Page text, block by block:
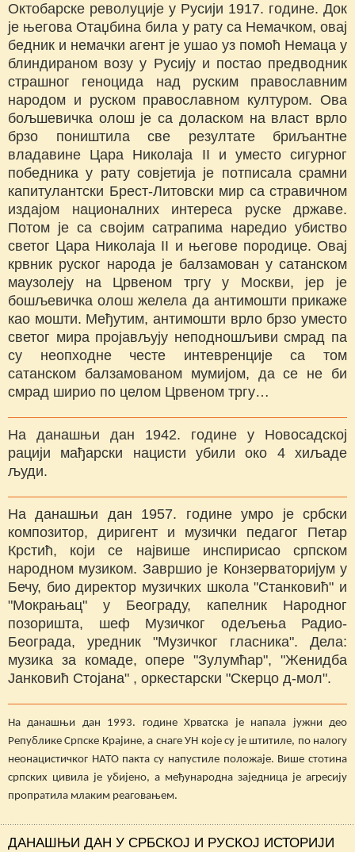
Октобарске револуције у Русији 1917. године. Док
је његова Отаџбина била у рату са Немачком, овај
бедник и немачки агент је ушао уз помоћ Немаца у
блиндираном возу у Русију и постао предводник
страшног геноцида над руским православним
народом и руском православном културом. Ова
бољшевичка олош је са доласком на власт врло
брзо пoништила све резултате бриљантне
владавине Цара Николаја II и уместо сигурног
победника у рату совјетија је потписала срамни
капитулантски Брест-Литовски мир са стравичном
издајом националних интереса руске државе.
Потом је са својим сатрапима наредио убиство
светог Цара Николаја II и његове породице. Овај
крвник руског народа је балзамован у сатанском
маузолеју на Црвеном тргу у Москви, јер је
бошљевичка олош желела да антимошти прикаже
као мошти. Међутим, антимошти врло брзо уместо
светог мира пројављују неподношљиви смрад па
су неопходне честе интевренције са том
сатанском балзамованом мумијом, да се не би
смрад ширио по целом Црвеном тргу…
На данашњи дан 1942. године у Новосадској
рацији мађарски нацисти убили око 4 хиљаде
људи.
На данашњи дан 1957. године умро је србски
композитор, диригент и музички педагог Петар
Крстић, који се највише инспирисао српском
народном музиком. Завршио је Конзерваторијум у
Бечу, био директор музичких школа "Станковић" и
"Мокрањац" у Београду, капелник Народног
позоришта, шеф Музичког одељења Радио-
Београда, уредник "Музичког гласника". Дела:
музика за комаде, опере "Зулумћар", "Женидба
Јанковић Стојана" , оркестарски "Скерцо д-мол".
На данашњи дан 1993. године Хрватска је напала јужни део
Републике Српске Крајине, а снаге УН које су је штитиле, по налогу
неонацистичког НАТО пакта су напустиле положаје. Више стотина
српских цивила је убијено, а међународна заједница је агресију
пропратила млаким реаговањем.
ДАНАШЊИ ДАН У СРБСКОЈ И РУСКОЈ ИСТОРИЈИ